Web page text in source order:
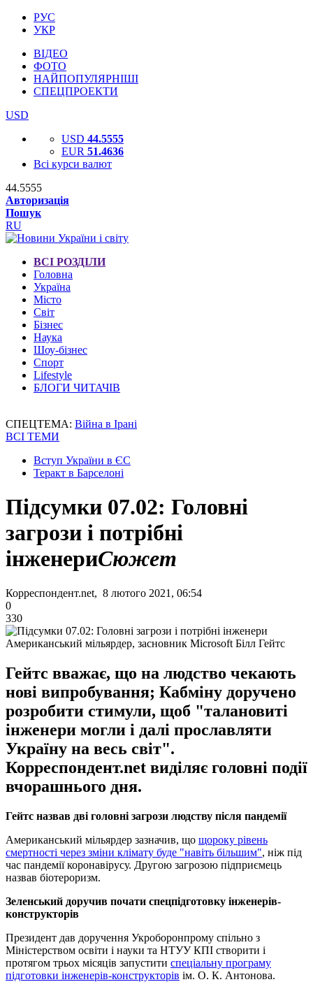
РУС
УКР
ВІДЕО
ФОТО
НАЙПОПУЛЯРНІШІ
СПЕЦПРОЕКТИ
USD
USD 44.5555
EUR 51.4636
Всі курси валют
44.5555
Авторизація
Пошук
RU
ВСІ РОЗДІЛИ
Головна
Україна
Місто
Світ
Бізнес
Наука
Шоу-бізнес
Спорт
Lifestyle
БЛОГИ ЧИТАЧІВ
СПЕЦТЕМА: Війна в Ірані
ВСІ ТЕМИ
Вступ України в ЄС
Теракт в Барселоні
Підсумки 07.02: Головні
загрози і потрібні
інженериСюжет
Корреспондент.net, 8 лютого 2021, 06:54
0
330
Американський мільярдер, засновник Microsoft Білл Гейтс
Гейтс вважає, що на людство чекають
нові випробування; Кабміну доручено
розробити стимули, щоб "талановиті
інженери могли і далі прославляти
Україну на весь світ".
Корреспондент.net виділяє головні події
вчорашнього дня.
Гейтс назвав дві головні загрози людству після пандемії
Американський мільярдер зазначив, що щороку рівень
смертності через зміни клімату буде "навіть більшим", ніж під
час пандемії коронавірусу. Другою загрозою підприємець
назвав біотероризм.
Зеленський доручив почати спецпідготовку інженерів-
конструкторів
Президент дав доручення Укроборонпрому спільно з
Міністерством освіти і науки та НТУУ КПІ створити і
протягом трьох місяців запустити спеціальну програму
підготовки інженерів-конструкторів ім. О. К. Антонова.